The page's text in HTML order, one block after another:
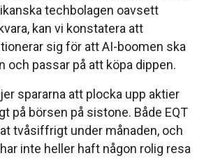
techbolagen oavsett
kan vi konstatera att
sig för att AI-boomen ska
och passar på att köpa dippen.
spararna att plocka upp aktier
på börsen på sistone. Både EQT
tvåsiffrigt under månaden, och
inte heller haft någon rolig resa